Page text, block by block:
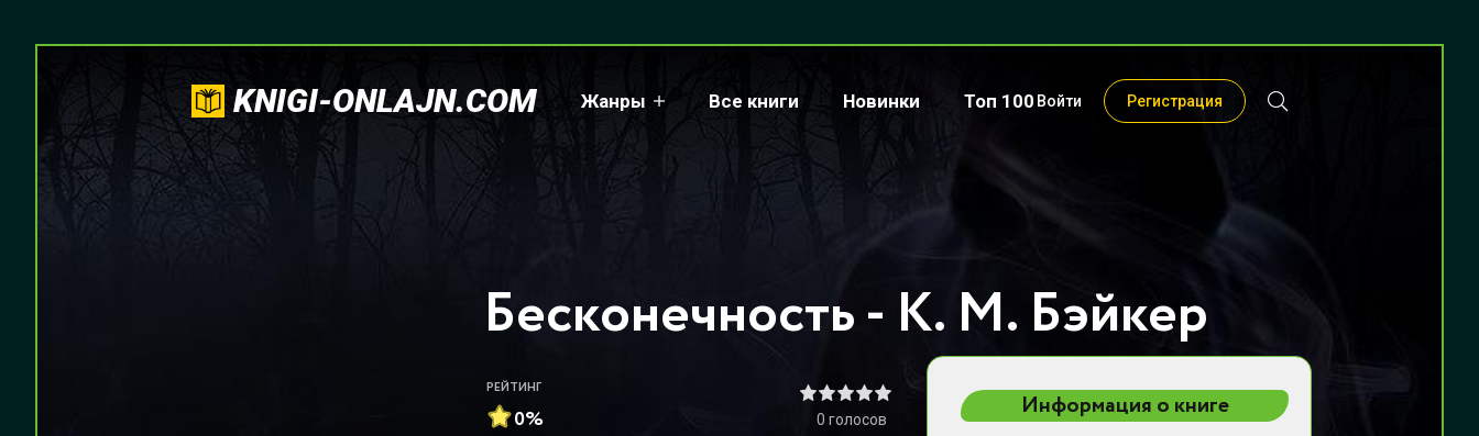
KNIGI-ONLAJN.COM Жанры Все книги Новинки Топ 100 Войти Регистрация
Бесконечность - К. М. Бэйкер
РЕЙТИНГ
0% 0 голосов Информация о книге